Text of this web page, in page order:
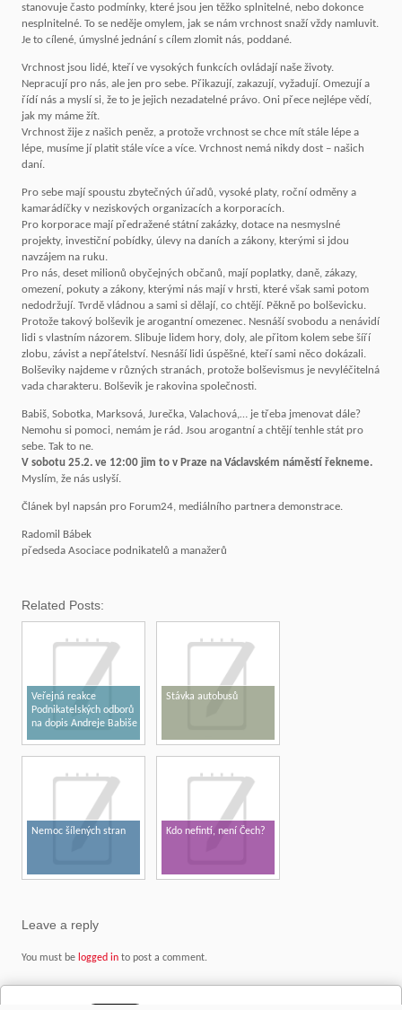
stanovuje často podmínky, které jsou jen těžko splnitelné, nebo dokonce
nesplnitelné. To se neděje omylem, jak se nám vrchnost snaží vždy namluvit.
Je to cílené, úmyslné jednání s cílem zlomit nás, poddané.
Vrchnost jsou lidé, kteří ve vysokých funkcích ovládají naše životy.
Nepracují pro nás, ale jen pro sebe. Přikazují, zakazují, vyžadují. Omezují a
řídí nás a myslí si, že to je jejich nezadatelné právo. Oni přece nejlépe vědí,
jak my máme žít.
Vrchnost žije z našich peněz, a protože vrchnost se chce mít stále lépe a
lépe, musíme jí platit stále více a více. Vrchnost nemá nikdy dost – našich
daní.
Pro sebe mají spoustu zbytečných úřadů, vysoké platy, roční odměny a
kamarádíčky v neziskových organizacích a korporacích.
Pro korporace mají předražené státní zakázky, dotace na nesmyslné
projekty, investiční pobídky, úlevy na daních a zákony, kterými si jdou
navzájem na ruku.
Pro nás, deset milionů obyčejných občanů, mají poplatky, daně, zákazy,
omezení, pokuty a zákony, kterými nás mají v hrsti, které však sami potom
nedodržují. Tvrdě vládnou a sami si dělají, co chtějí. Pěkně po bolševicku.
Protože takový bolševik je arogantní omezenec. Nesnáší svobodu a nenávidí
lidi s vlastním názorem. Slibuje lidem hory, doly, ale přitom kolem sebe šíří
zlobu, závist a nepřátelství. Nesnáší lidi úspěšné, kteří sami něco dokázali.
Bolševiky najdeme v různých stranách, protože bolševismus je nevyléčitelná
vada charakteru. Bolševik je rakovina společnosti.
Babiš, Sobotka, Marksová, Jurečka, Valachová,… je třeba jmenovat dále?
Nemohu si pomoci, nemám je rád. Jsou arogantní a chtějí tenhle stát pro
sebe. Tak to ne.
V sobotu 25.2. ve 12:00 jim to v Praze na Václavském náměstí řekneme.
Myslím, že nás uslyší.
Článek byl napsán pro Forum24, mediálního partnera demonstrace.
Radomil Bábek
předseda Asociace podnikatelů a manažerů
Related Posts:
Veřejná reakce
Podnikatelských odborů
na dopis Andreje Babiše
Stávka autobusů
Nemoc šílených stran Kdo nefintí, není Čech?
Leave a reply
You must be logged into post a comment.